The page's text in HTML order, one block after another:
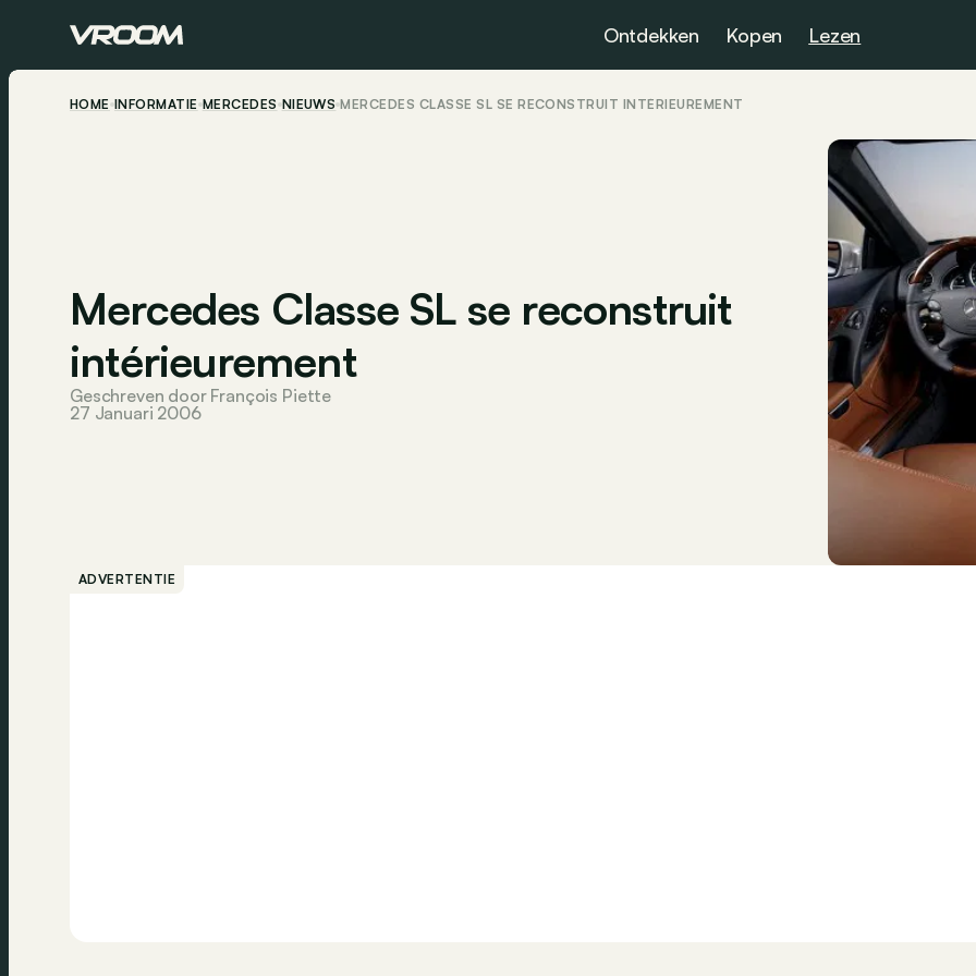
Ontdekken Kopen Lezen
HOME INFORMATIE MERCEDES NIEUWS MERCEDES CLASSE SL SE RECONSTRUIT INTÉRIEUREMENT
Mercedes Classe SL se reconstruit
intérieurement
Geschreven door François Piette
27 Januari 2006
ADVERTENTIE